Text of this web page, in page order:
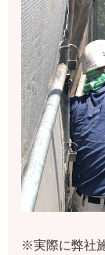
※実際に弊社